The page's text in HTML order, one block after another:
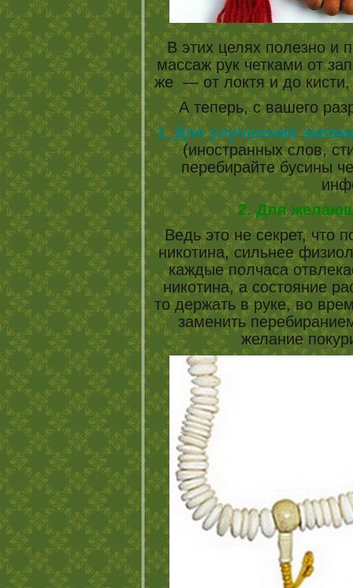
В этих целях полезно и
массаж рук четками от
же — от локтя и до
А теперь, с вашего
1. Для улучшения
(иностранных слов,
перебирайте бусины
2. Для
Ведь это не секрет, что
никотина, сильнее
каждые полчаса
никотина, а состояние
то держать в руке, во
заменить
желание